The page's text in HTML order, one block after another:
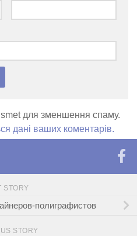
для зменшення спаму.
дані ваших коментарів.
STORY
полиграфистов
STORY